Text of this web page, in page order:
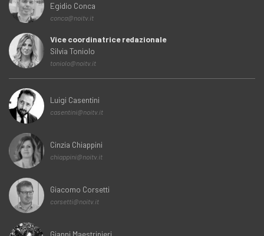
Egidio Conca
conca@noitv.it
Vice coordinatrice redazionale
Silvia Toniolo
toniolo@noitv.it
Luigi Casentini
casentini@noitv.it
Cinzia Chiappini
chiappini@noitv.it
Giacomo Corsetti
corsetti@noitv.it